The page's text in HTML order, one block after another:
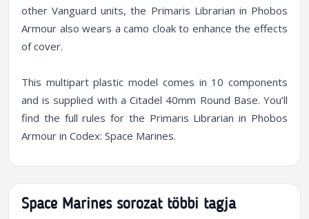
other Vanguard units, the Primaris Librarian in Phobos
Armour also wears a camo cloak to enhance the effects
of cover.
This multipart plastic model comes in 10 components
and is supplied with a Citadel 40mm Round Base. You’ll
find the full rules for the Primaris Librarian in Phobos
Armour in Codex: Space Marines.
Space Marines sorozat többi tagja